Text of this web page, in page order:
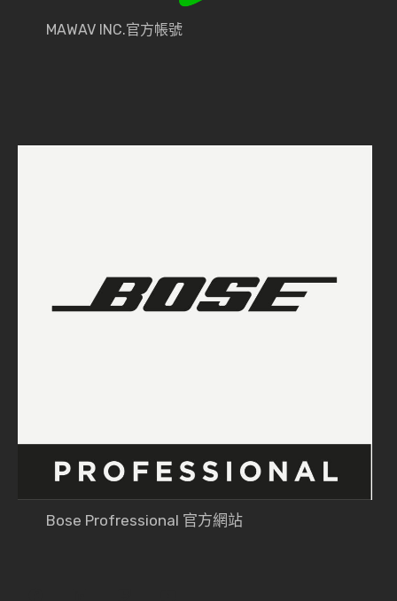
MAWAV INC.官方帳號
Bose Profressional 官方網站